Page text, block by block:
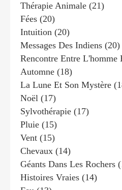
Thérapie Animale (21)
Fées (20)
Intuition (20)
Messages Des Indiens (20)
Rencontre Entre L'homme
Automne (18)
La Lune Et Son Mystère
Noël (17)
Sylvothérapie (17)
Pluie (15)
Vent (15)
Chevaux (14)
Géants Dans Les Rochers
Histoires Vraies (14)